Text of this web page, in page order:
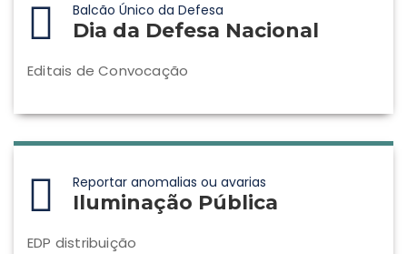
Balcão Único da Defesa
Dia da Defesa Nacional
Editais de Convocação
Reportar anomalias ou avarias
Iluminação Pública
EDP distribuição